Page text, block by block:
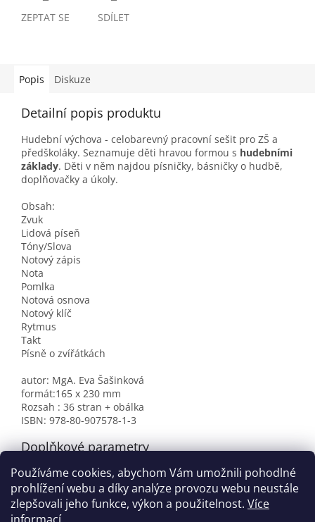
Používáme cookies, abychom Vám umožnili pohodlné
prohlížení webu a díky analýze provozu webu neustále
zlepšovali jeho funkce, výkon a použitelnost. Více
ZEPTAT SE SDÍLET
Popis Diskuze
Detailní popis produktu
Hudební výchova - celobarevný pracovní sešit pro ZŠ a
předškoláky. Seznamuje děti hravou formou s hudebními
základy. Děti v něm najdou písničky, básničky o hudbě,
doplňovačky a úkoly.
Obsah:
Zvuk
Lidová píseň
Tóny/Slova
Notový zápis
Nota
Pomlka
Notová osnova
Notový klíč
Rytmus
Takt
Písně o zvířátkách
autor: MgA. Eva Šašinková
formát:165 x 230 mm
Rozsah : 36 stran + obálka
ISBN: 978-80-907578-1-3
Doplňkové parametry
Kategorie: Pracovní sešity
EAN: 9788090816916